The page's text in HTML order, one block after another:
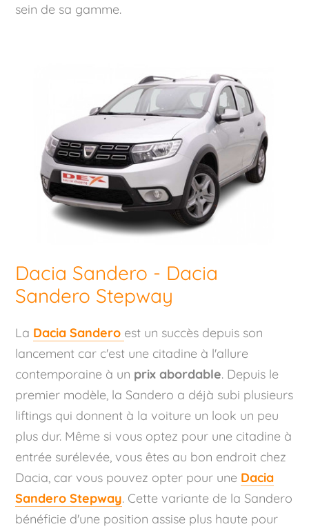
sein de sa gamme.
Dacia Sandero - Dacia
Sandero Stepway
La Dacia Sandero est un succès depuis son
lancement car c'est une citadine à l'allure
contemporaine à un prix abordable. Depuis le
premier modèle, la Sandero a déjà subi plusieurs
liftings qui donnent à la voiture un look un peu
plus dur. Même si vous optez pour une citadine à
entrée surélevée, vous êtes au bon endroit chez
Dacia, car vous pouvez opter pour une Dacia
Sandero Stepway. Cette variante de la Sandero
bénéficie d'une position assise plus haute pour